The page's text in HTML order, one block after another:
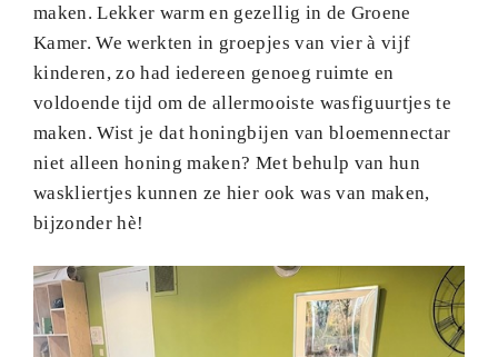
maken. Lekker warm en gezellig in de Groene
Kamer. We werkten in groepjes van vier à vijf
kinderen, zo had iedereen genoeg ruimte en
voldoende tijd om de allermooiste wasfiguurtjes te
maken. Wist je dat honingbijen van bloemennectar
niet alleen honing maken? Met behulp van hun
waskliertjes kunnen ze hier ook was van maken,
bijzonder hè!